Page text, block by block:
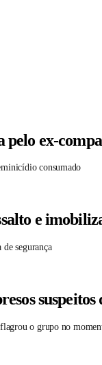
ex-
consumado
e
segurança
o grupo no